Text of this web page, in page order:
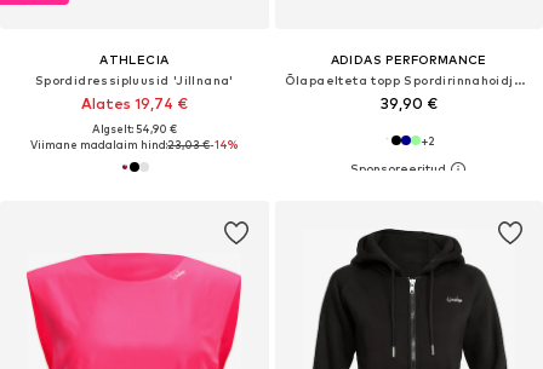
ATHLECIA
Spordidressipluusid 'Jillnana'
Alates 19,74 €
Algselt: 54,90 €
Viimane madalaim hind:23,03 €-14%
ADIDAS PERFORMANCE
Õlapaelteta topp Spordirinnahoidja 'TECHFIT'
39,90 €
+2